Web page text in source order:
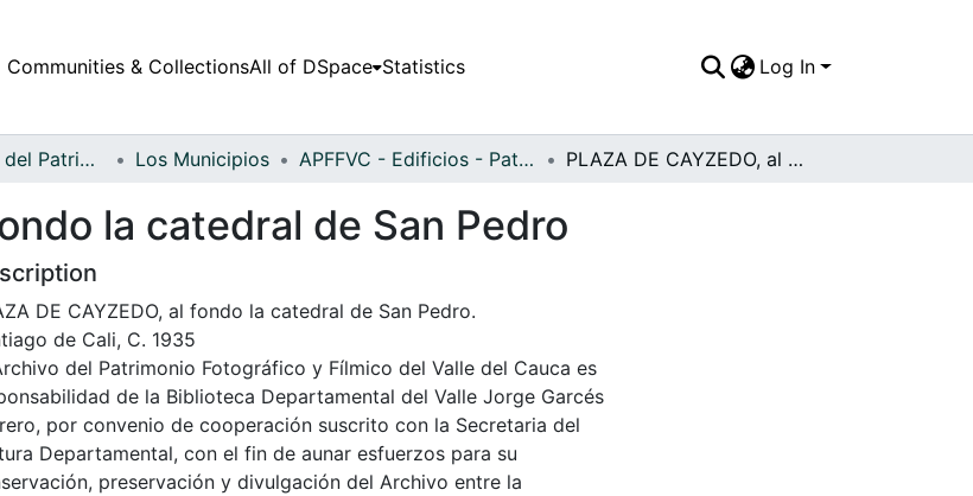
Communities & CollectionsAll of DSpace Statistics Log In
Fondo Archivo del Patrimonio Fotográfico y Fílmico del Valle del Cauca Los Municipios APFFVC - Edificios - Patrimonial PLAZA DE CAYZEDO, al fondo la catedral de San Pedro
la catedral de San Pedro
DE CAYZEDO, al fondo la catedral de San Pedro.
de Cali, C. 1935
del Patrimonio Fotográfico y Fílmico del Valle del Cauca es
de la Biblioteca Departamental del Valle Jorge Garcés
por convenio de cooperación suscrito con la Secretaria del
Departamental, con el fin de aunar esfuerzos para su
preservación y divulgación del Archivo entre la